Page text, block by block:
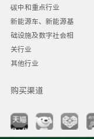
碳中和重点行业
新能源车、新能源基
础设施及数字社会相
关行业
其他行业
购买渠道